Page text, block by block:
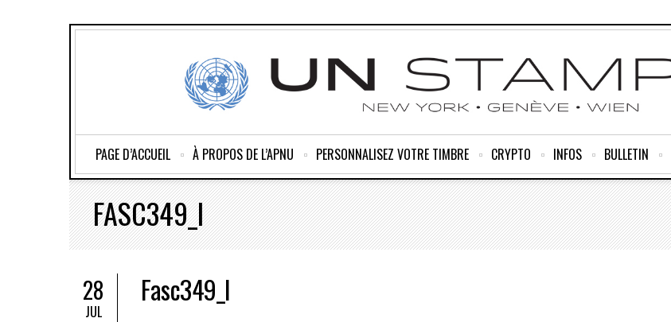
PAGE D’ACCUEIL À PROPOS DE L’APNU PERSONNALISEZ VOTRE TIMBRE CRYPTO INFOS BULLETIN
FASC349_I
28
JUL
Fasc349_I